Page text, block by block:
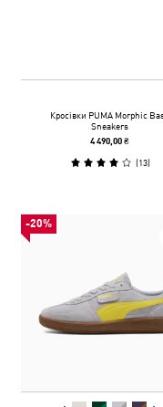
Кросівки PUMA Morphic
Sneakers
4 490,00 ₴
(13)
-20%